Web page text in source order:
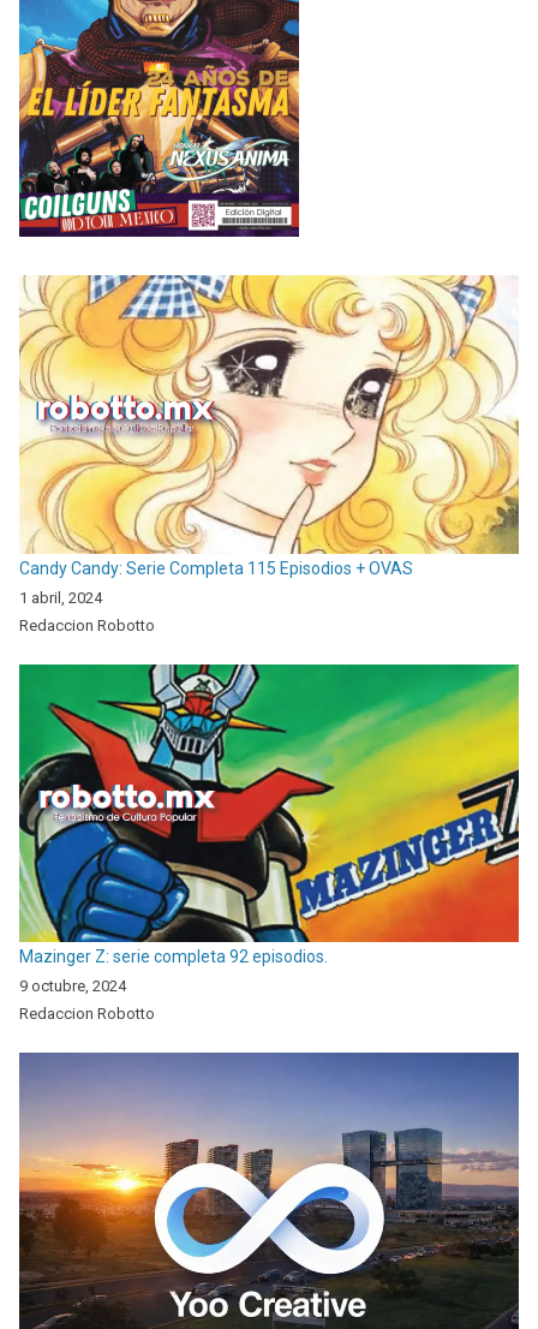
Candy Candy: Serie Completa 115 Episodios + OVAS
1 abril, 2024
Redaccion Robotto
Mazinger Z: serie completa 92 episodios.
9 octubre, 2024
Redaccion Robotto